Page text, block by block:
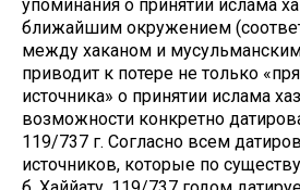
упоминания о принятии ислама
ближайшим окружением
между хаканом и
приводит к потере не только
источника» о принятии ислама
возможности конкретно
119/737 г. Согласно всем
источников, которые по